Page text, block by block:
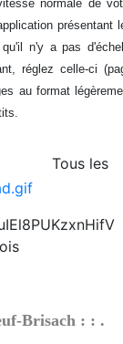
philatélie
2
philatélie
1
philatélie
2
1
philatélie
philatélie
1
philatélie
philatélie
normale de
présentant
n'y a pas
réglez celle-ci
au format
les
Brisach : : .